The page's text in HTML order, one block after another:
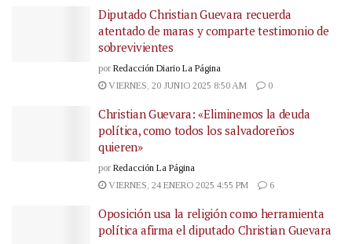
Diputado Christian Guevara recuerda
atentado de maras y comparte testimonio de
sobrevivientes
por Redacción Diario La Página
VIERNES, 20 JUNIO 2025 8:50 AM
0
Christian Guevara: «Eliminemos la deuda
política, como todos los salvadoreños
quieren»
por Redacción La Página
VIERNES, 24 ENERO 2025 4:55 PM
6
Oposición usa la religión como herramienta
política afirma el diputado Christian Guevara